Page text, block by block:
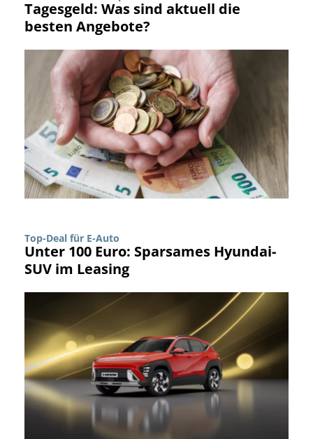
Tagesgeld: Was sind aktuell die
besten Angebote?
Top-Deal für E-Auto
Unter 100 Euro: Sparsames Hyundai-
SUV im Leasing